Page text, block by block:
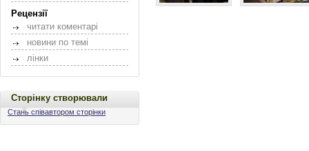
Рецензії
читати коментарі
новини по темі
лінки
Сторінку створювали
Стань співавтором сторінки